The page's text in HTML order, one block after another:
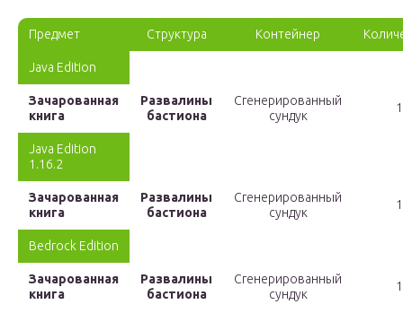
Предмет Структура Контейнер
Java Edition
Зачарованная
книга
Развалины
бастиона
Сгенерированный
сундук
1
Java Edition
1.16.2
Зачарованная
книга
Развалины
бастиона
Сгенерированный
сундук
1
Bedrock Edition
Зачарованная
книга
Развалины
бастиона
Сгенерированный
сундук
1